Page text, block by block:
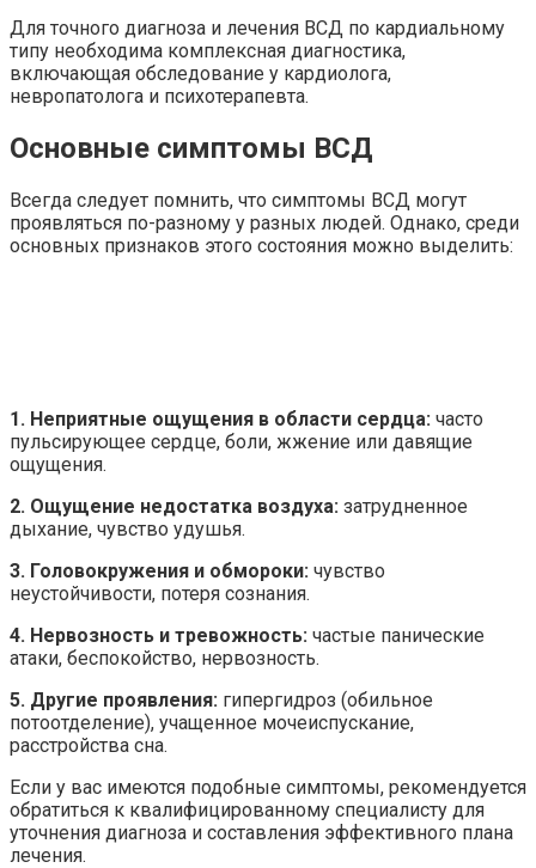
Для точного диагноза и лечения ВСД по кардиальному
типу необходима комплексная диагностика,
включающая обследование у кардиолога,
невропатолога и психотерапевта.
Основные симптомы ВСД
Всегда следует помнить, что симптомы ВСД могут
проявляться по-разному у разных людей. Однако, среди
основных признаков этого состояния можно выделить:
1. Неприятные ощущения в области сердца: часто
пульсирующее сердце, боли, жжение или давящие
ощущения.
2. Ощущение недостатка воздуха: затрудненное
дыхание, чувство удушья.
3. Головокружения и обмороки: чувство
неустойчивости, потеря сознания.
4. Нервозность и тревожность: частые панические
атаки, беспокойство, нервозность.
5. Другие проявления: гипергидроз (обильное
потоотделение), учащенное мочеиспускание,
расстройства сна.
Если у вас имеются подобные симптомы, рекомендуется
обратиться к квалифицированному специалисту для
уточнения диагноза и составления эффективного плана
лечения.